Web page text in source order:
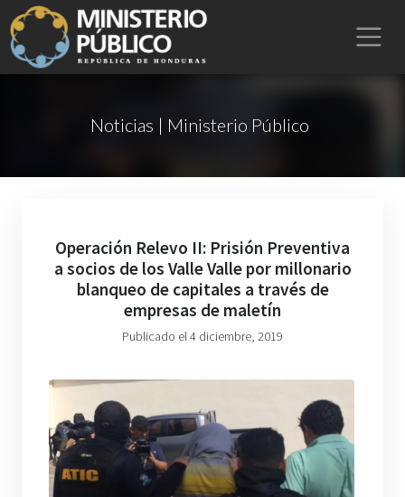
Noticias | Ministerio Público
Operación Relevo II: Prisión Preventiva
a socios de los Valle Valle por millonario
blanqueo de capitales a través de
empresas de maletín
Publicado el 4 diciembre, 2019